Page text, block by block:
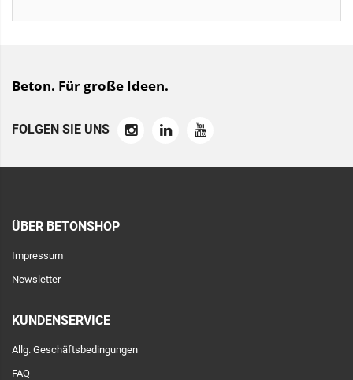
Beton. Für große Ideen.
FOLGEN SIE UNS
ÜBER BETONSHOP
Impressum
Newsletter
KUNDENSERVICE
Allg. Geschäftsbedingungen
FAQ